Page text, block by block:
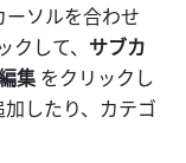
ソルを合わせ
して、 サブカ
集 をクリックし
したり、カテゴ